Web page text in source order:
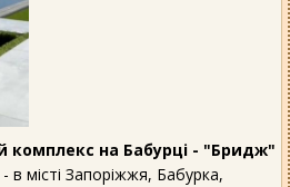
комплекс на Бабурці - "Бридж"
- в місті Запоріжжя, Бабурка,